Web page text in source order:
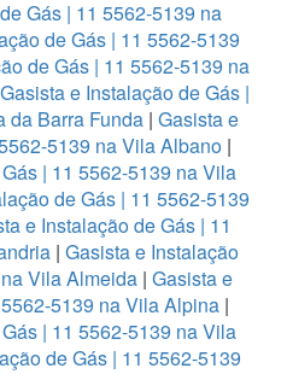
Gás | 11 5562-5139 na
de Gás | 11 5562-5139
de Gás | 11 5562-5139 na
Gasista e Instalação de Gás |
da Barra Funda | Gasista e
5139 na Vila Albano |
| 11 5562-5139 na Vila
de Gás | 11 5562-5139
e Instalação de Gás | 11
| Gasista e Instalação
Vila Almeida | Gasista e
5139 na Vila Alpina |
| 11 5562-5139 na Vila
de Gás | 11 5562-5139